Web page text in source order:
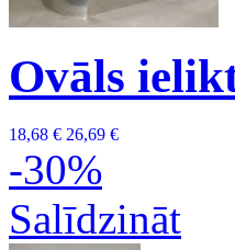
Ovāls
18,68 € 26,69 €
-30%
Salīdzināt